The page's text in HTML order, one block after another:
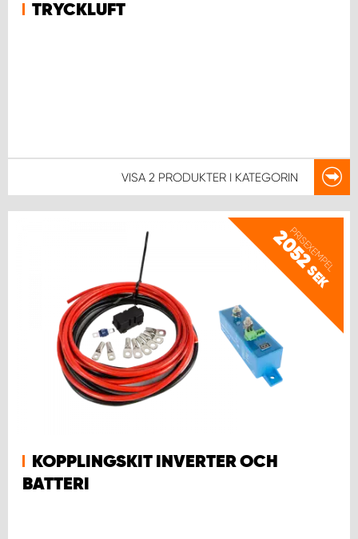
TRYCKLUFT
VISA 2 PRODUKTER I KATEGORIN
PRISEXEMPEL
2052
SEK
KOPPLINGSKIT INVERTER OCH
BATTERI